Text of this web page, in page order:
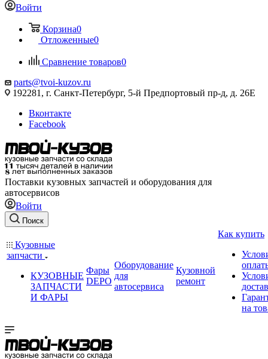
Войти
Корзина0
Отложенные0
Сравнение товаров0
parts@tvoi-kuzov.ru
192281, г. Санкт-Петербург, 5-й Предпортовый пр-д, д. 26Е
Вконтакте
Facebook
Поставки кузовных запчастей и оборудования для
автосервисов
Войти
Поиск
Кузовные
запчасти
КУЗОВНЫЕ
ЗАПЧАСТИ
И ФАРЫ
Фары
DEPO
Оборудование
для
автосервиса
Кузовной
ремонт
Как купить
на